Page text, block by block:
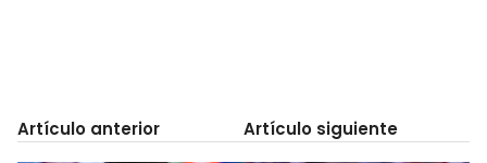
Artículo anterior Artículo siguiente